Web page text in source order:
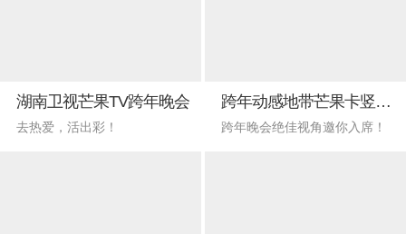
湖南卫视芒果TV跨年晚会
去热爱，活出彩！
跨年动感地带芒果卡竖屏视角
跨年晚会绝佳视角邀你入席！